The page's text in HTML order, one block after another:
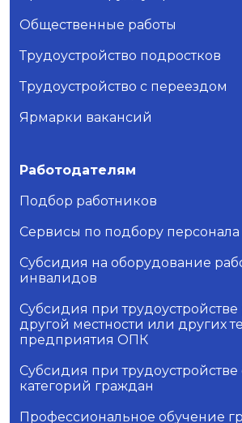
Общественные работы
Трудоустройство подростков
Трудоустройство с переездом
Ярмарки вакансий
Работодателям
Подбор работников
Сервисы по подбору персонала
Субсидия на оборудование
инвалидов
Субсидия при трудоустройстве
другой местности или других
предприятия ОПК
Субсидия при трудоустройстве
категорий граждан
Профессиональное обучение